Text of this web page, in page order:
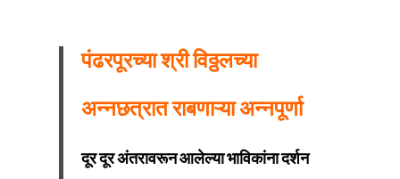
पंढरपूरच्या श्री विठ्ठलच्या
अन्नछत्रात राबणाऱ्या अन्नपूर्णा
दूर दूर अंतरावरून आलेल्या भाविकांना दर्शन